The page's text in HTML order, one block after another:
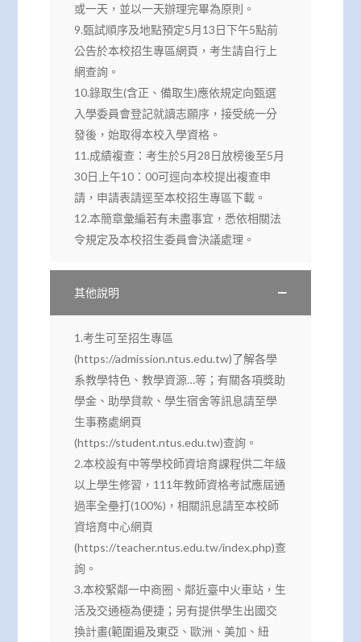
或一天，並以一天辦理完畢為原則。
9.甄試順序及地點預定5月13日下午5點前
公告於本校招生專區網頁，考生請自行上
網查詢。
10.錄取生(含正、備取生)應依規定向甄選
入學委員會登記就讀志願序，接受統一分
發後，始取得本校入學資格。
11.成績複查：考生於5月28日放榜後至5月
30日上午10：00可逕向本校提出複查申
請，申請表請逕至本校招生專區下載。
12.本簡章彙編若有未盡事宜，悉依相關法
令規定及本校招生委員會決議處理。
其他說明
1.考生可至招生專區
(https://admission.ntus.edu.tw)了解各學
系教學特色、教學資源…等；有關各項獎助
學金、助學貸款、學生宿舍等訊息請至學
生事務處網頁
(https://student.ntus.edu.tw)查詢。
2.本校設有中等學校師資培育課程供二年級
以上學生修習，111年教師資格考試應屆通
過率全壘打(100%)，相關訊息請至本校師
資培育中心網頁
(https://teacher.ntus.edu.tw/index.php)查
詢。
3.本校緊鄰一中商圈、鄰近臺中火車站，生
活及交通極為便捷；另有提供學生出國交
換計畫(範圍遍及東亞、歐洲、美加、紐